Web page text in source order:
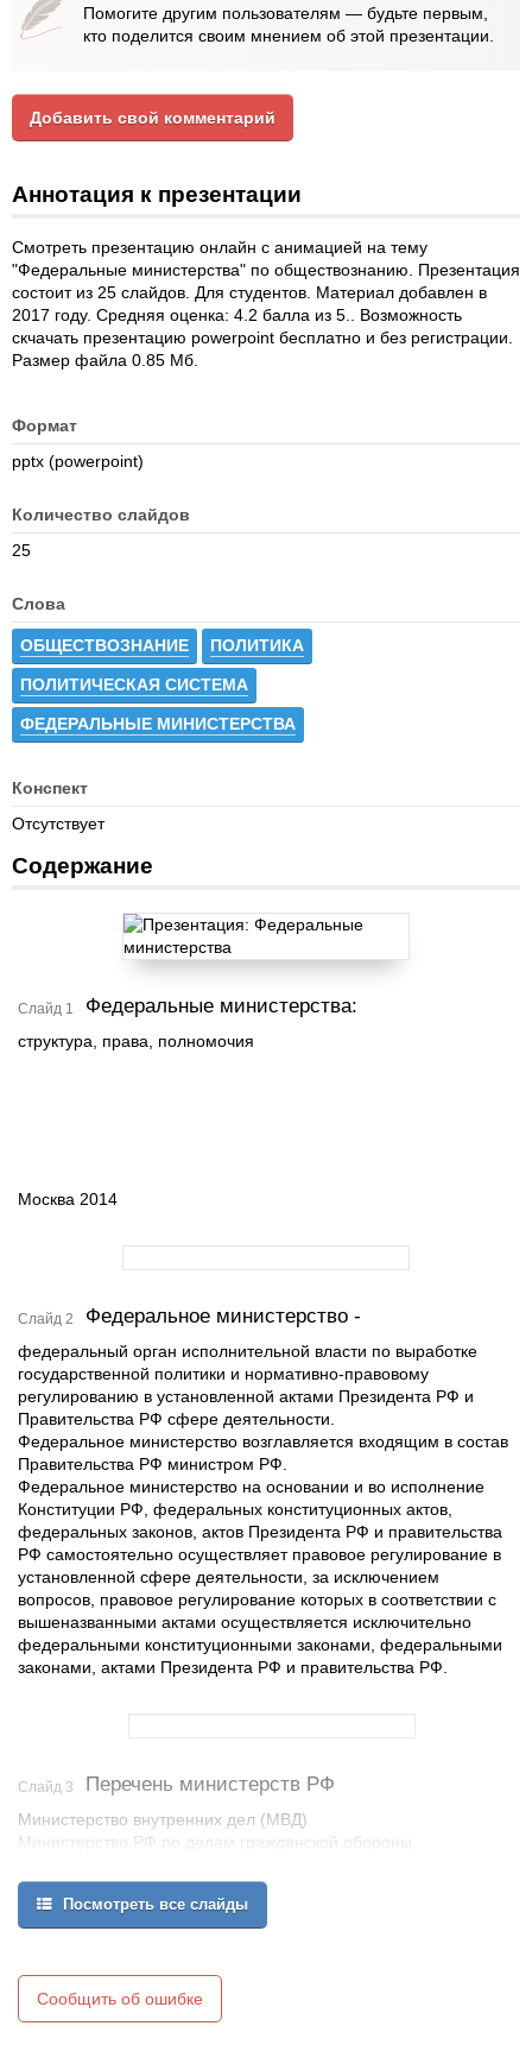
Помогите другим пользователям — будьте первым,
кто поделится своим мнением об этой презентации.
Добавить свой комментарий
Аннотация к презентации
Смотреть презентацию онлайн с анимацией на тему
"Федеральные министерства" по обществознанию. Презентация
состоит из 25 слайдов. Для студентов. Материал добавлен в
2017 году. Средняя оценка: 4.2 балла из 5.. Возможность
скчачать презентацию powerpoint бесплатно и без регистрации.
Размер файла 0.85 Мб.
Формат
pptx (powerpoint)
Количество слайдов
25
Слова
ОБЩЕСТВОЗНАНИЕ ПОЛИТИКА
ПОЛИТИЧЕСКАЯ СИСТЕМА
ФЕДЕРАЛЬНЫЕ МИНИСТЕРСТВА
Конспект
Отсутствует
Содержание
Слайд 1 Федеральные министерства:
структура, права, полномочия
Москва 2014
Слайд 2 Федеральное министерство -
федеральный орган исполнительной власти по выработке
государственной политики и нормативно-правовому
регулированию в установленной актами Президента РФ и
Правительства РФ сфере деятельности.
Федеральное министерство возглавляется входящим в состав
Правительства РФ министром РФ.
Федеральное министерство на основании и во исполнение
Конституции РФ, федеральных конституционных актов,
федеральных законов, актов Президента РФ и правительства
РФ самостоятельно осуществляет правовое регулирование в
установленной сфере деятельности, за исключением
вопросов, правовое регулирование которых в соответствии с
вышеназванными актами осуществляется исключительно
федеральными конституционными законами, федеральными
законами, актами Президента РФ и правительства РФ.
Слайд 3 Перечень министерств РФ
Министерство внутренних дел (МВД)
Министерство РФ по делам гражданской обороны,
бедствий (МЧС)
Министерство иностранных дел РФ (МИД)
Министерство обороны РФ (Минобороны)
Министерство здравоохранения РФ (Минздрав)
Министерство культуры РФ (Минкультуры)
Министерство образования и науки РФ (Минобрнауки)
Посмотреть все слайды
Сообщить об ошибке